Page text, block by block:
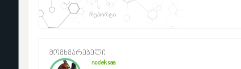
რეპორტი
მომხმარებელი
nodeksaa